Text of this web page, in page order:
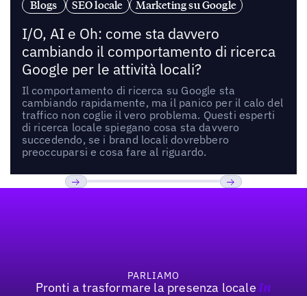
Blogs SEO locale Marketing su Google
I/O, AI e Oh: come sta davvero
cambiando il comportamento di ricerca
Google per le attività locali?
Il comportamento di ricerca su Google sta
cambiando rapidamente, ma il panico per il calo del
traffico non coglie il vero problema. Questi esperti
di ricerca locale spiegano cosa sta davvero
succedendo, se i brand locali dovrebbero
preoccuparsi e cosa fare al riguardo.
PARLIAMO
Pronti a trasformare la presenza locale In